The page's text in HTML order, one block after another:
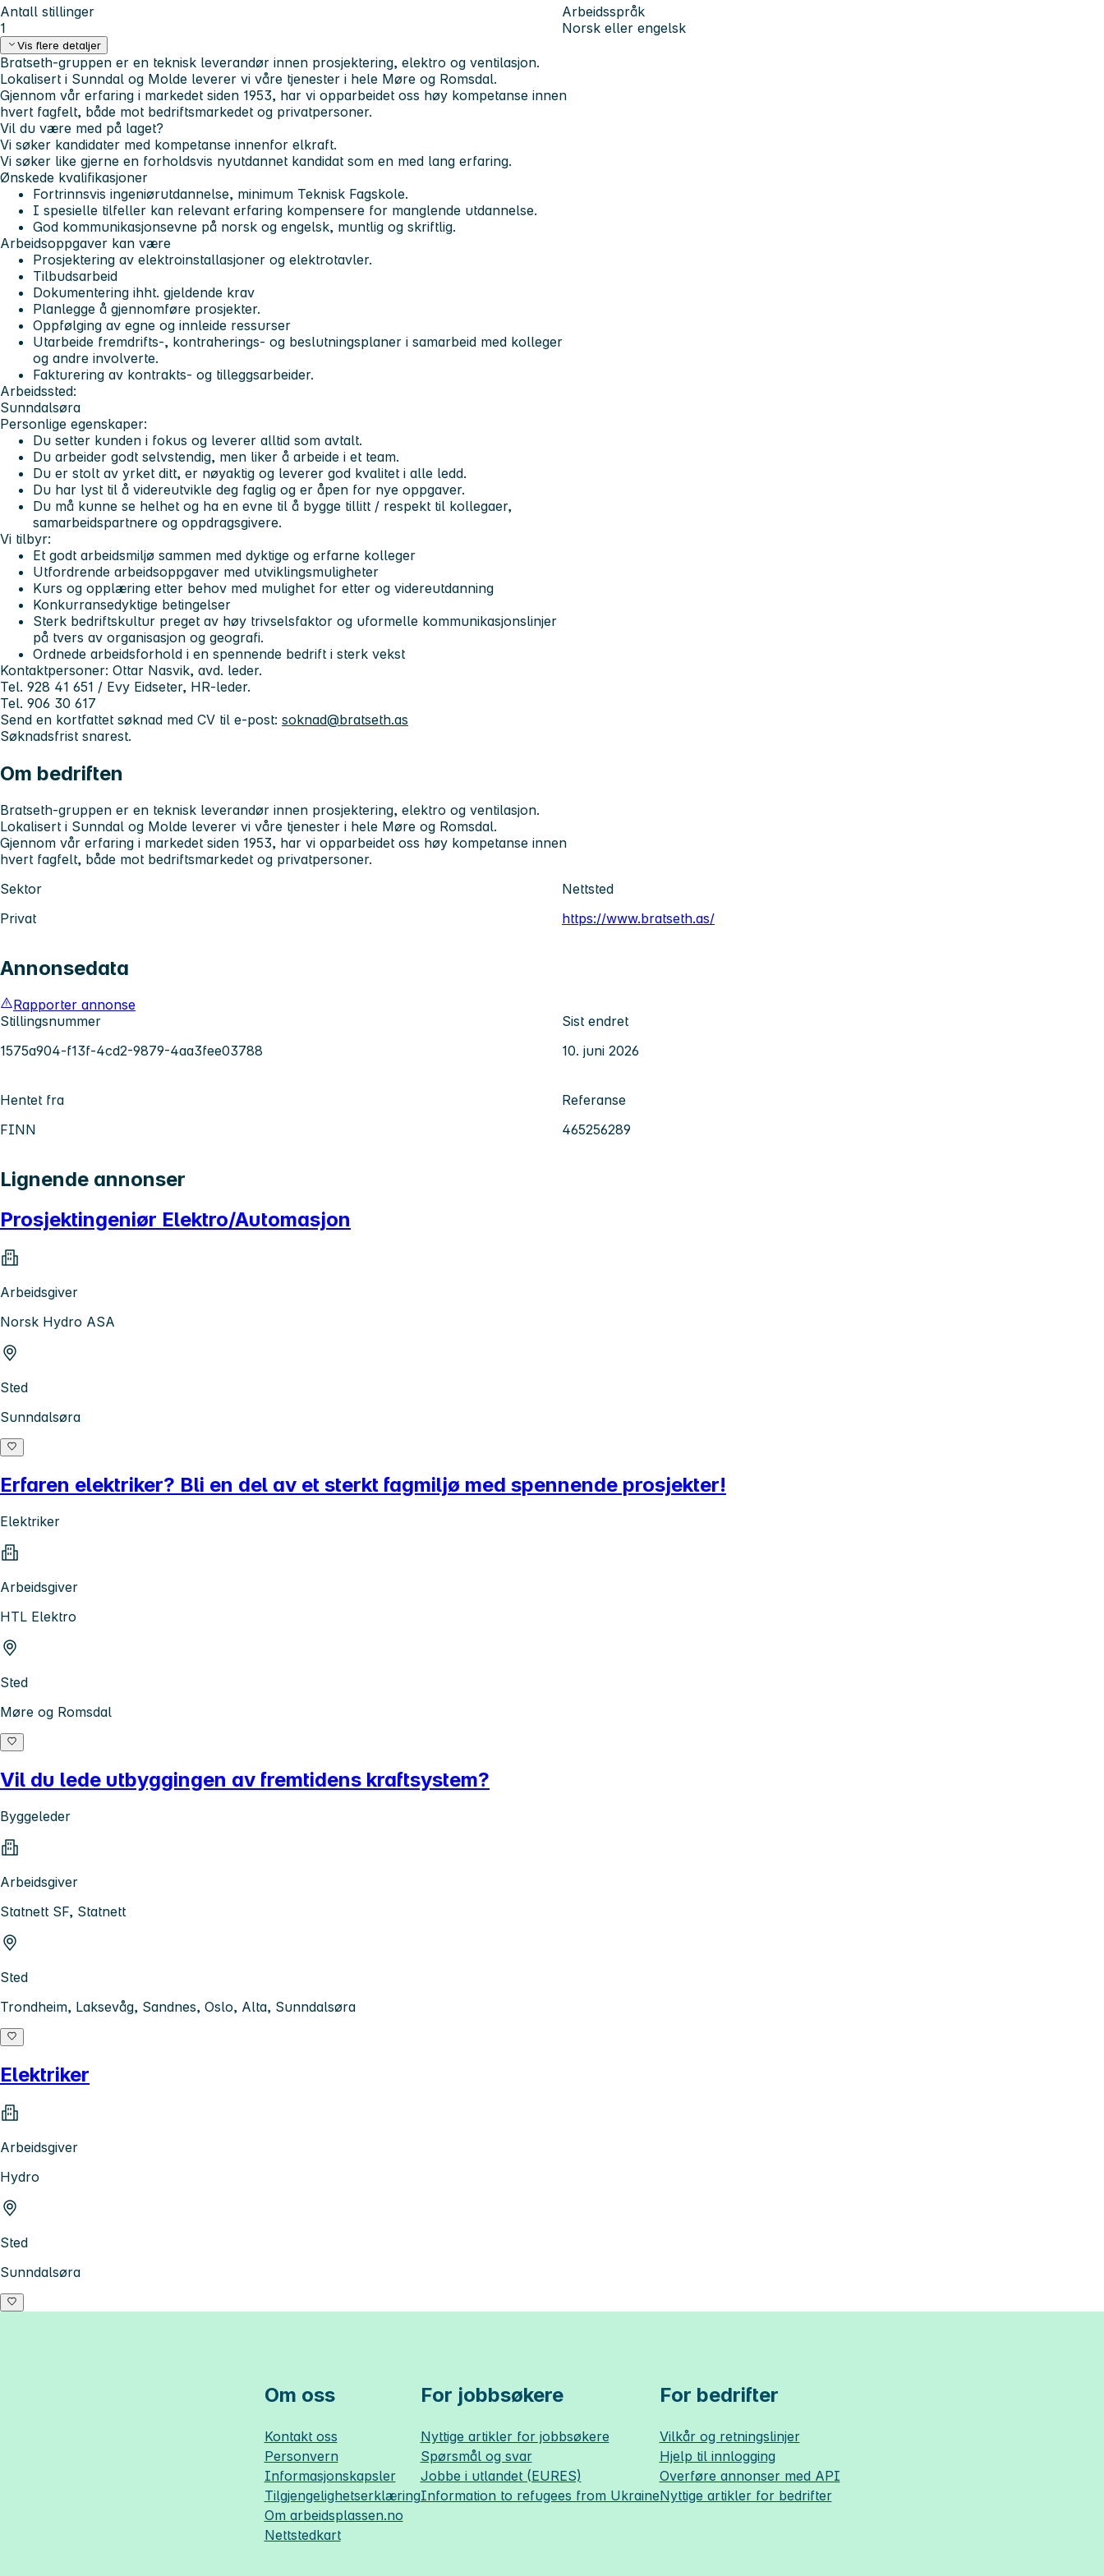
Antall stillinger
1
Arbeidsspråk
Norsk eller engelsk
Vis flere detaljer
Bratseth-gruppen er en teknisk leverandør innen prosjektering, elektro og ventilasjon.
Lokalisert i Sunndal og Molde leverer vi våre tjenester i hele Møre og Romsdal.
Gjennom vår erfaring i markedet siden 1953, har vi opparbeidet oss høy kompetanse innen
hvert fagfelt, både mot bedriftsmarkedet og privatpersoner.
Vil du være med på laget?
Vi søker kandidater med kompetanse innenfor elkraft.
Vi søker like gjerne en forholdsvis nyutdannet kandidat som en med lang erfaring.
Ønskede kvalifikasjoner
Fortrinnsvis ingeniørutdannelse, minimum Teknisk Fagskole.
I spesielle tilfeller kan relevant erfaring kompensere for manglende utdannelse.
God kommunikasjonsevne på norsk og engelsk, muntlig og skriftlig.
Arbeidsoppgaver kan være
Prosjektering av elektroinstallasjoner og elektrotavler.
Tilbudsarbeid
Dokumentering ihht. gjeldende krav
Planlegge å gjennomføre prosjekter.
Oppfølging av egne og innleide ressurser
Utarbeide fremdrifts-, kontraherings- og beslutningsplaner i samarbeid med kolleger
og andre involverte.
Fakturering av kontrakts- og tilleggsarbeider.
Arbeidssted:
Sunndalsøra
Personlige egenskaper:
Du setter kunden i fokus og leverer alltid som avtalt.
Du arbeider godt selvstendig, men liker å arbeide i et team.
Du er stolt av yrket ditt, er nøyaktig og leverer god kvalitet i alle ledd.
Du har lyst til å videreutvikle deg faglig og er åpen for nye oppgaver.
Du må kunne se helhet og ha en evne til å bygge tillitt / respekt til kollegaer,
samarbeidspartnere og oppdragsgivere.
Vi tilbyr:
Et godt arbeidsmiljø sammen med dyktige og erfarne kolleger
Utfordrende arbeidsoppgaver med utviklingsmuligheter
Kurs og opplæring etter behov med mulighet for etter og videreutdanning
Konkurransedyktige betingelser
Sterk bedriftskultur preget av høy trivselsfaktor og uformelle kommunikasjonslinjer
på tvers av organisasjon og geografi.
Ordnede arbeidsforhold i en spennende bedrift i sterk vekst
Kontaktpersoner: Ottar Nasvik, avd. leder.
Tel. 928 41 651 / Evy Eidseter, HR-leder.
Tel. 906 30 617
Send en kortfattet søknad med CV til e-post: soknad@bratseth.as
Søknadsfrist snarest.
Om bedriften
Bratseth-gruppen er en teknisk leverandør innen prosjektering, elektro og ventilasjon.
Lokalisert i Sunndal og Molde leverer vi våre tjenester i hele Møre og Romsdal.
Gjennom vår erfaring i markedet siden 1953, har vi opparbeidet oss høy kompetanse innen
hvert fagfelt, både mot bedriftsmarkedet og privatpersoner.
Sektor
Privat
Nettsted
https://www.bratseth.as/
Annonsedata
Rapporter annonse
Stillingsnummer
1575a904-f13f-4cd2-9879-4aa3fee03788
Sist endret
10. juni 2026
Hentet fra
FINN
Referanse
465256289
Lignende annonser
Prosjektingeniør Elektro/Automasjon
Arbeidsgiver
Norsk Hydro ASA
Sted
Sunndalsøra
Erfaren elektriker? Bli en del av et sterkt fagmiljø med spennende prosjekter!
Elektriker
Arbeidsgiver
HTL Elektro
Sted
Møre og Romsdal
Vil du lede utbyggingen av fremtidens kraftsystem?
Byggeleder
Arbeidsgiver
Statnett SF, Statnett
Sted
Trondheim, Laksevåg, Sandnes, Oslo, Alta, Sunndalsøra
Elektriker
Arbeidsgiver
Hydro
Sted
Sunndalsøra
Om oss
Kontakt oss
Personvern
Informasjonskapsler
Tilgjengelighetserklæring
Om arbeidsplassen.no
Nettstedkart
For jobbsøkere
Nyttige artikler for jobbsøkere
Spørsmål og svar
Jobbe i utlandet (EURES)
Information to refugees from Ukraine
For bedrifter
Vilkår og retningslinjer
Hjelp til innlogging
Overføre annonser med API
Nyttige artikler for bedrifter